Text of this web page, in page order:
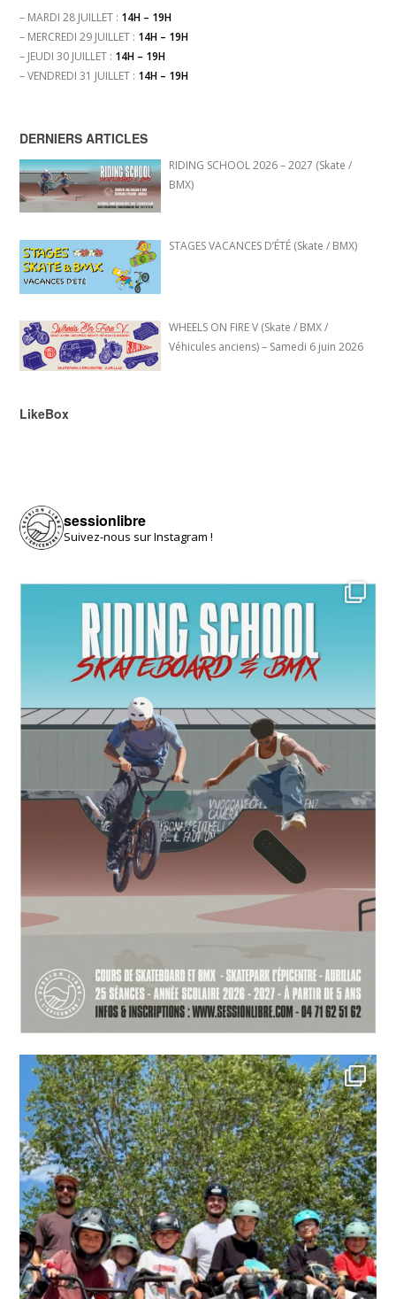
– MARDI 28 JUILLET : 14H – 19H
– MERCREDI 29 JUILLET : 14H – 19H
– JEUDI 30 JUILLET : 14H – 19H
– VENDREDI 31 JUILLET : 14H – 19H
DERNIERS ARTICLES
RIDING SCHOOL 2026 – 2027 (Skate /
BMX)
STAGES VACANCES D’ÉTÉ (Skate / BMX)
WHEELS ON FIRE V (Skate / BMX /
Véhicules anciens) – Samedi 6 juin 2026
LikeBox
sessionlibre
Suivez-nous sur Instagram !